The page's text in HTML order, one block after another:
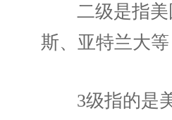
二级是指
斯、亚特兰大等
3级指的是